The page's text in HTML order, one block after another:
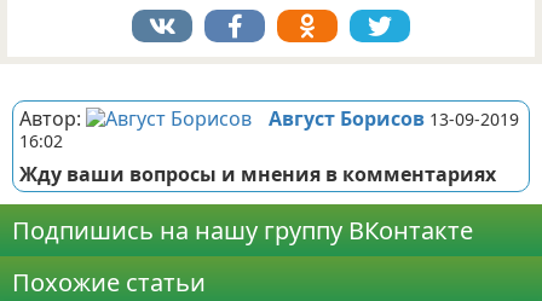
Автор: Август Борисов 13-09-2019
16:02
Жду ваши вопросы и мнения в комментариях
Подпишись на нашу группу ВКонтакте
Похожие статьи